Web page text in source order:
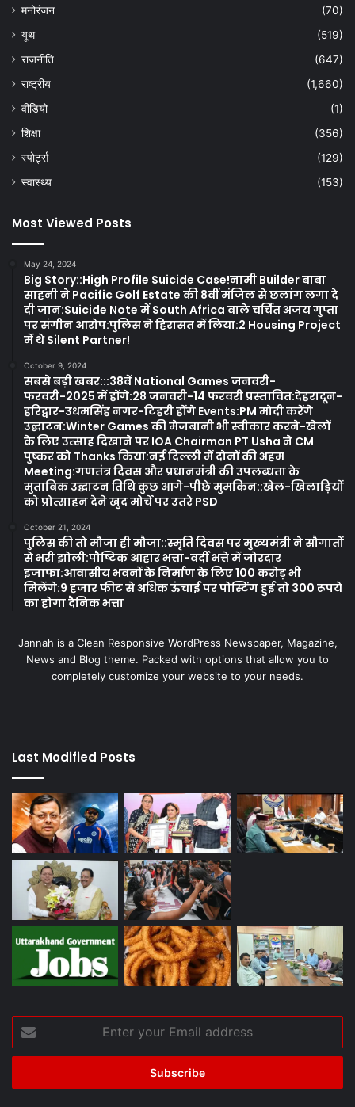
मनोरंजन
(70)
यूथ
(519)
राजनीति
(647)
राष्ट्रीय
(1,660)
वीडियो
(1)
शिक्षा
(356)
स्पोर्ट्स
(129)
स्वास्थ्य
(153)
Most Viewed Posts
May 24, 2024
Big Story::High Profile Suicide Case!नामी Builder बाबा
साहनी ने Pacific Golf Estate की 8वीं मंजिल से छलांग लगा दे
दी जान:Suicide Note में South Africa वाले चर्चित अजय गुप्ता
पर संगीन आरोप:पुलिस ने हिरासत में लिया:2 Housing Project
में थे Silent Partner!
October 9, 2024
सबसे बड़ी खबर:::38वें National Games जनवरी-
फरवरी-2025 में होंगे:28 जनवरी-14 फरवरी प्रस्तावित:देहरादून-
हरिद्वार-उधमसिंह नगर-टिहरी होंगे Events:PM मोदी करेंगे
उद्घाटन:Winter Games की मेजबानी भी स्वीकार करने-खेलों
के लिए उत्साह दिखाने पर IOA Chairman PT Usha ने CM
पुष्कर को Thanks किया:नई दिल्ली में दोनों की अहम
Meeting:गणतंत्र दिवस और प्रधानमंत्री की उपलब्धता के
मुताबिक उद्घाटन तिथि कुछ आगे-पीछे मुमकिन::खेल-खिलाड़ियों
को प्रोत्साहन देने खुद मोर्चे पर उतरे PSD
October 21, 2024
पुलिस की तो मौजा ही मौजा::स्मृति दिवस पर मुख्यमंत्री ने सौगातों
से भरी झोली:पौष्टिक आहार भत्ता-वर्दी भत्ते में जोरदार
इजाफा:आवासीय भवनों के निर्माण के लिए 100 करोड़ भी
मिलेंगे:9 हजार फीट से अधिक ऊंचाई पर पोस्टिंग हुई तो 300 रूपये
का होगा दैनिक भत्ता
Jannah is a Clean Responsive WordPress Newspaper, Magazine,
News and Blog theme. Packed with options that allow you to
completely customize your website to your needs.
Last Modified Posts
your
Email